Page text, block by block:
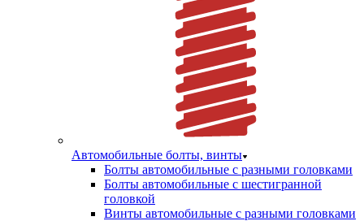
Автомобильные болты, винты
Болты автомобильные с разными головками
Болты автомобильные с шестигранной
головкой
Винты автомобильные с разными головками